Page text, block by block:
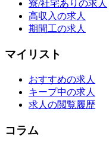
寮/社宅ありの求人
高収入の求人
期間工の求人
マイリスト
おすすめの求人
キープ中の求人
求人の閲覧履歴
コラム